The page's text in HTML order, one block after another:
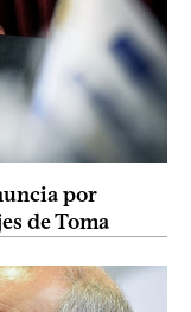
por
de Toma